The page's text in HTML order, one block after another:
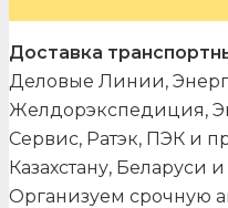
Доставка
Деловые Линии,
Желдорэкспедиция,
Сервис, Ратэк, ПЭК и
Казахстану, Беларуси
Организуем срочную